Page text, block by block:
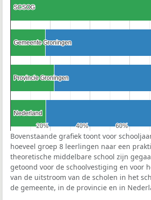
20%
20% 40%
40% 60%
60%
SCSOG
SCSOG
Gemeente Groningen
Gemeente Groningen
Provincie Groningen
Provincie Groningen
Nederland
Nederland
Bovenstaande grafiek toont voor
hoeveel groep 8 leerlingen naar een
theoretische middelbare school zijn
getoond voor de schoolvestiging en voor
van de uitstroom van de scholen in het
de gemeente, in de provincie en in